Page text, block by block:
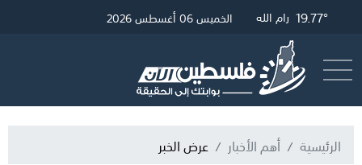
24.59° غزة 20.01° القدس 19.77° رام الله الخميس 06 أغسطس 2026
الرئيسية أهم الأخبار عرض الخبر